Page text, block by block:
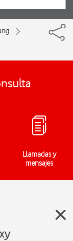
Llamadas y
mensajes